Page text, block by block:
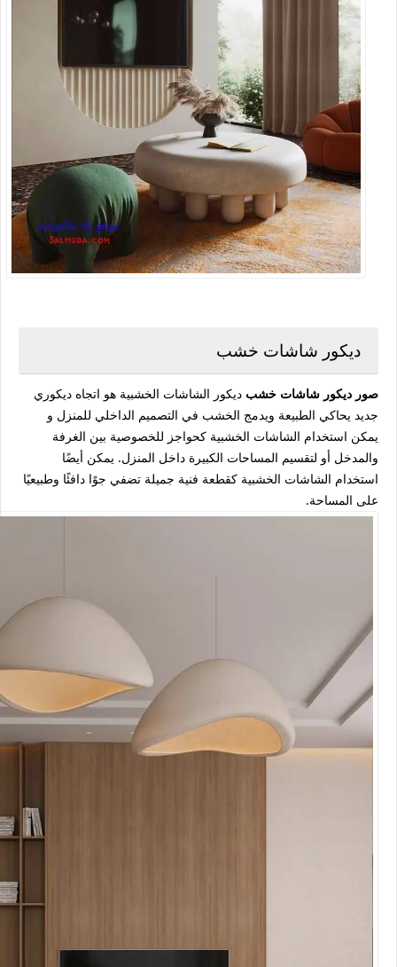
ديكور شاشات خشب
صور ديكور شاشات خشب ديكور الشاشات الخشبية هو اتجاه ديكوري
جديد يحاكي الطبيعة ويدمج الخشب في التصميم الداخلي للمنزل و
يمكن استخدام الشاشات الخشبية كحواجز للخصوصية بين الغرفة
والمدخل أو لتقسيم المساحات الكبيرة داخل المنزل. يمكن أيضًا
استخدام الشاشات الخشبية كقطعة فنية جميلة تضفي جوًا دافئًا وطبيعيًا
على المساحة.